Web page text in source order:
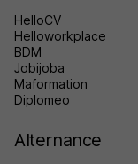
HelloCV
Helloworkplace
BDM
Jobijoba
Maformation
Diplomeo
Alternance